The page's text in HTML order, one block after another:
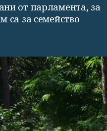
от парламента, за
са за семейство